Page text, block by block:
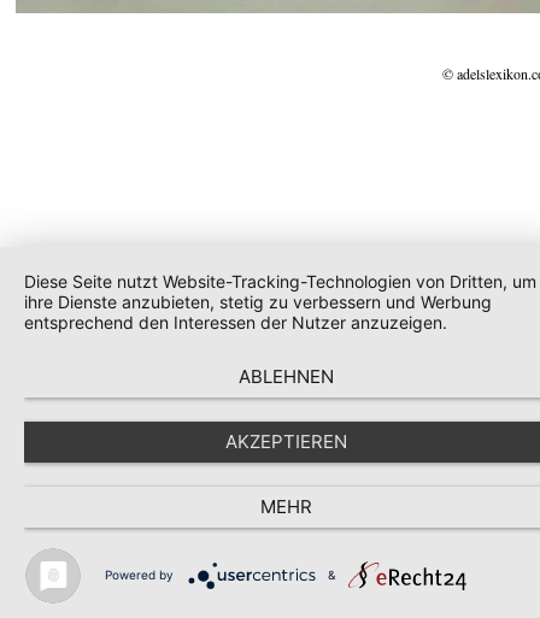
©
Diese Seite nutzt Website-Tracking-Technologien von Dritten, um
ihre Dienste anzubieten, stetig zu verbessern und Werbung
entsprechend den Interessen der Nutzer anzuzeigen.
ABLEHNEN
AKZEPTIEREN
MEHR
Powered by &